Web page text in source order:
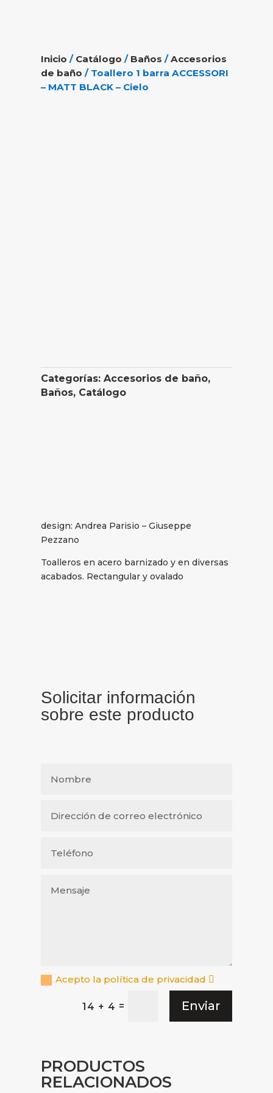
Inicio / Catálogo / Baños /Accesorios
de baño / Toallero 1 barra ACCESSORI
– MATT BLACK – Cielo
Categorías:Accesorios de baño,
Baños, Catálogo
design: Andrea Parisio – Giuseppe
Pezzano
Toalleros en acero barnizado y en diversas
acabados. Rectangular y ovalado
Solicitar información
sobre este producto
Acepto la política de privacidad
14 + 4 = Enviar
PRODUCTOS
RELACIONADOS